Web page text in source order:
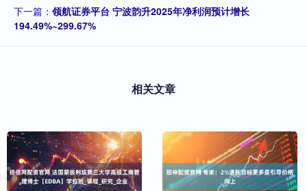
下一篇： 领航证券平台 宁波韵升2025年净利润预计增长
194.49%~299.67%
相关文章